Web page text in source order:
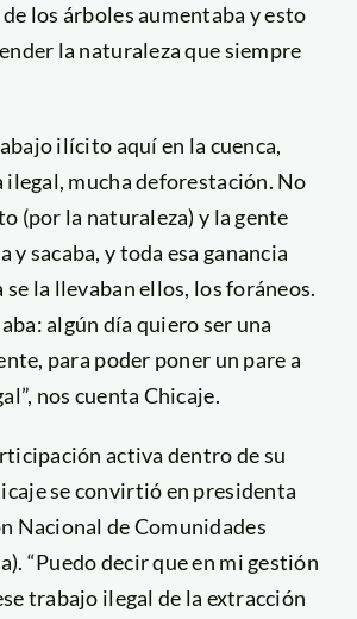
los árboles aumentaba y esto
la naturaleza que siempre
ilícito aquí en la cuenca,
mucha deforestación. No
(por la naturaleza) y la gente
y sacaba, y toda esa ganancia
se la llevaban ellos, los foráneos.
algún día quiero ser una
para poder poner un pare a
nos cuenta Chicaje.
activa dentro de su
se convirtió en presidenta
Nacional de Comunidades
“Puedo decir que en mi gestión
trabajo ilegal de la extracción